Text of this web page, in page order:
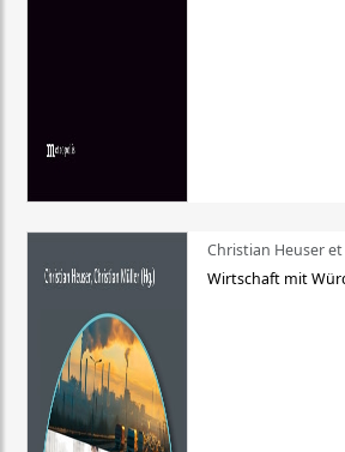
Christian Heuser et
Wirtschaft mit